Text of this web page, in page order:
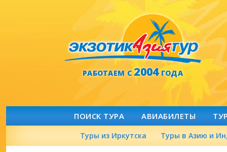
РАБОТАЕМ С2004ГОДА
ПОИСК ТУРА АВИАБИЛЕТЫ
Туры из Иркутска Туры в Азию и